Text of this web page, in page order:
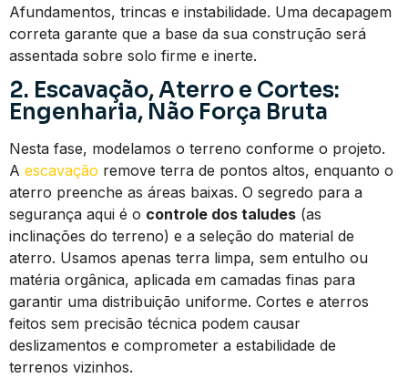
Afundamentos, trincas e instabilidade. Uma decapagem
correta garante que a base da sua construção será
assentada sobre solo firme e inerte.
2. Escavação, Aterro e Cortes:
Engenharia, Não Força Bruta
Nesta fase, modelamos o terreno conforme o projeto.
A escavação remove terra de pontos altos, enquanto o
aterro preenche as áreas baixas. O segredo para a
segurança aqui é o controle dos taludes (as
inclinações do terreno) e a seleção do material de
aterro. Usamos apenas terra limpa, sem entulho ou
matéria orgânica, aplicada em camadas finas para
garantir uma distribuição uniforme. Cortes e aterros
feitos sem precisão técnica podem causar
deslizamentos e comprometer a estabilidade de
terrenos vizinhos.